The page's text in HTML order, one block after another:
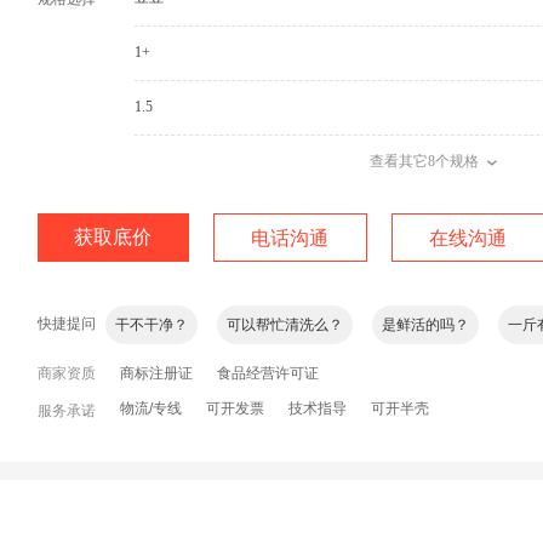
1+
1.5
查看其它8个规格
获取底价 电话沟通 在线沟通
快捷提问
生蚝肥度怎么样？ 可以半开壳么？ 分别有什么规格？
一件多少斤？ 运费怎么算？ 下单后多久发货？ 怎
询问加微信
商家资质 商标注册证 食品经营许可证
服务承诺 物流/专线 可开发票 技术指导 可开半壳